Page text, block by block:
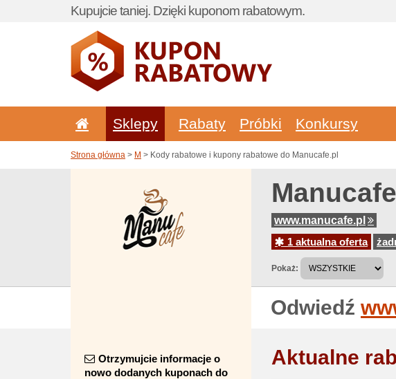
Kupujcie taniej. Dzięki kuponom rabatowym.
Sklepy Rabaty Próbki Konkursy
Strona główna > M > Kody rabatowe i kupony rabatowe do Manucafe.pl
www.manucafe.pl
1 aktualna oferta
Pokaż:
Odwiedź
Otrzymujcie informacje o
nowo dodanych kuponach do
Aktualne